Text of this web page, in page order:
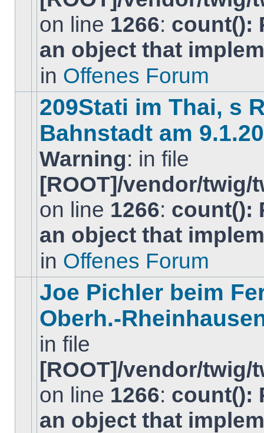
gibt
keine
neuen
BeitrÃ¤ge
Thema.
on line 1266: count():
an object that
in Offenes Forum
gibt
keine
ungelesenen
diesem
Thema.
209Stati im Thai, s
Bahnstadt am
Warning: in file
[ROOT]/vendor/
on line 1266: count():
an object that
in Offenes Forum
gibt
keine
ungelesenen
Joe Pichler beim
Oberh.-
in file
[ROOT]/vendor/
on line 1266: count():
an object that